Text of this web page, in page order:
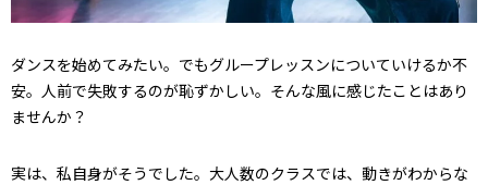
ダンスを始めてみたい。でもグループレッスンについていけるか不
安。人前で失敗するのが恥ずかしい。そんな風に感じたことはあり
ませんか？
実は、私自身がそうでした。大人数のクラスでは、動きがわからな